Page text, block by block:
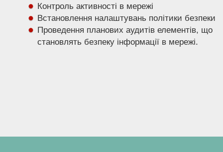
Контроль активності в мережі
Встановлення налаштувань політики безпеки
Проведення планових аудитів елементів, що
становлять безпеку інформації в мережі.